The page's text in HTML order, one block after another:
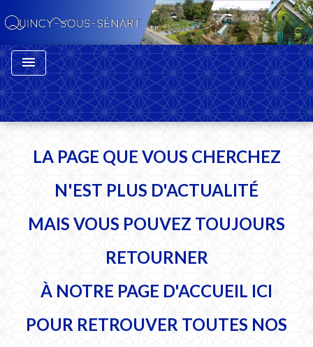
menu
LA PAGE QUE VOUS CHERCHEZ
N'EST PLUS D'ACTUALITÉ
MAIS VOUS POUVEZ TOUJOURS
RETOURNER
À NOTRE PAGE D'ACCUEIL ICI
POUR RETROUVER TOUTES NOS